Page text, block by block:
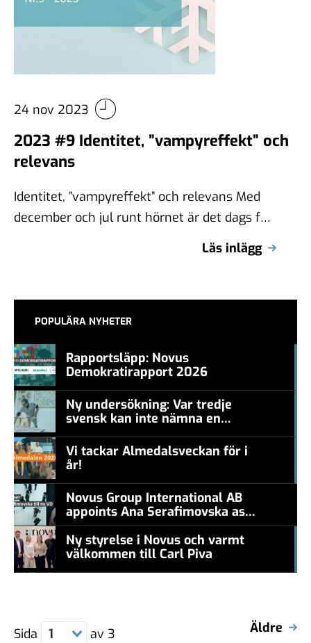
24 nov 2023
2023 #9 Identitet, ”vampyreffekt” och
relevans
Identitet, ”vampyreffekt” och relevans Med
december och jul runt hörnet är det dags för
Läs inlägg
POPULÄRA NYHETER
Rapportsläpp: Novus
Demokratirapport 2026
Ny undersökning: Var tredje
svensk kan inte nämna en
Vi tackar Almedalsveckan för i
år!
Novus Group International AB
appoints Ana Serafimovska as
new CEO
Ny styrelse i Novus och varmt
välkommen till Carl Piva
Sida 1 av 3 Äldre